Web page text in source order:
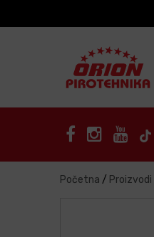
Početna / Proizvodi